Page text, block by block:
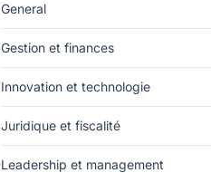
General
Gestion et finances
Innovation et technologie
Juridique et fiscalité
Leadership et management